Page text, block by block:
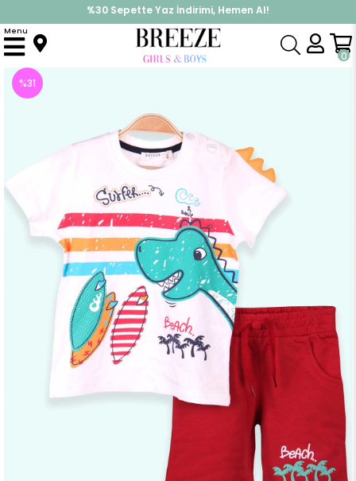
%30 Sepette Yaz İndirimi, Hemen Al!
İndirimlere ek %10 İndirimi Kap, Hemen Üye Ol!
0
Menu
Anasayfa Takımlar Kapri & Şort Takım Erkek Bebek Şort Takım Dinozor Baskılı Ekru (1.5 Yaş)
%31